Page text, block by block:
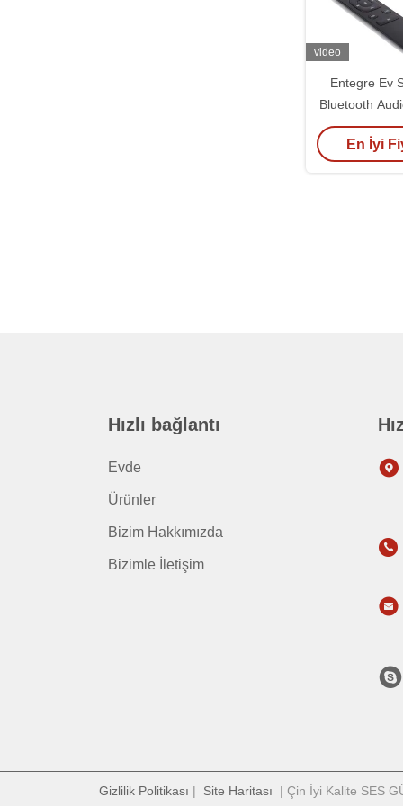
video
Entegre Ev
Bluetooth
Ses
En İyi
Hızlı bağlantı
Evde
Ürünler
Bizim Hakkımızda
Bizimle İletişim
Gizlilik Politikası | Site Haritası | Çin İyi Kalite SES